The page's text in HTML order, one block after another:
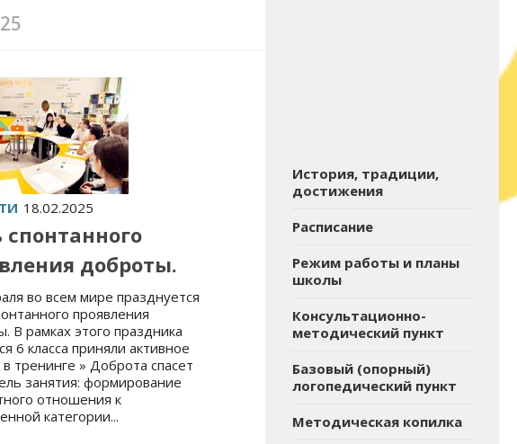
18.02.2025
доброты.
во всем мире празднуется
проявления
В рамках этого праздника
6 класса приняли активное
в тренинге » Доброта спасет
занятия: формирование
отношения к
категории...
История, традиции,
достижения
Расписание
Режим работы и планы
школы
Консультационно-
методический пункт
Базовый (опорный)
логопедический пункт
Методическая копилка